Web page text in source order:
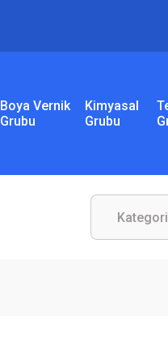
Boya Vernik
Grubu
Kimyasal
Grubu